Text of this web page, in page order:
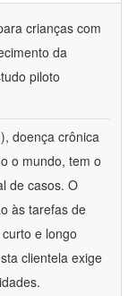
crianças com
da
piloto
doença crônica
o mundo, tem o
de casos. O
às tarefas de
e longo
clientela exige